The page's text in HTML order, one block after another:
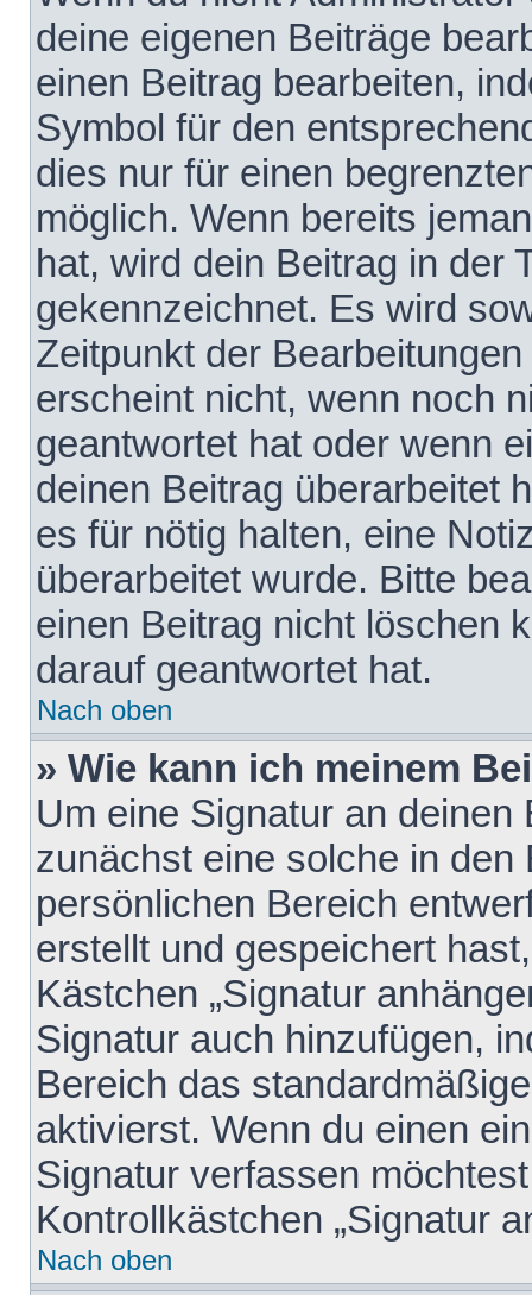
deine eigenen Beiträge
einen Beitrag bearbeiten,
Symbol für den
dies nur für einen
möglich. Wenn bereits
hat, wird dein Beitrag in der
gekennzeichnet. Es wird
Zeitpunkt der
erscheint nicht, wenn noch
geantwortet hat oder wenn
deinen Beitrag überarbeitet
es für nötig halten, eine
überarbeitet wurde. Bitte
einen Beitrag nicht löschen
darauf geantwortet hat.
Nach oben
» Wie kann ich meinem
Um eine Signatur an
zunächst eine solche in den
persönlichen Bereich
erstellt und gespeichert
Kästchen „Signatur
Signatur auch hinzufügen,
Bereich das
aktivierst. Wenn du einen
Signatur verfassen
Kontrollkästchen „Signatur
Nach oben